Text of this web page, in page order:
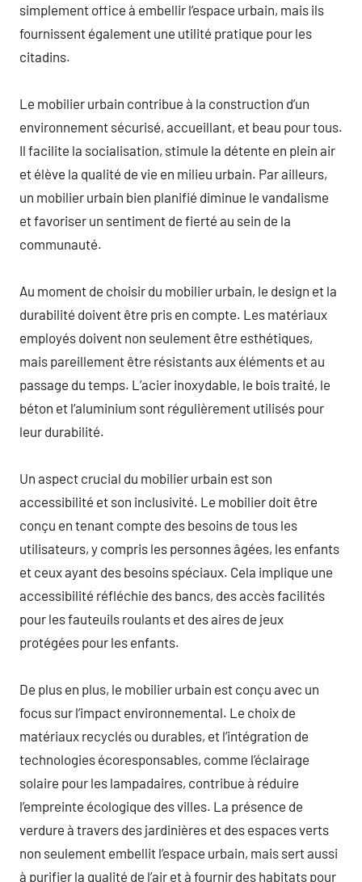
simplement office à embellir l’espace urbain, mais ils
fournissent également une utilité pratique pour les
citadins.
Le mobilier urbain contribue à la construction d’un
environnement sécurisé, accueillant, et beau pour tous.
Il facilite la socialisation, stimule la détente en plein air
et élève la qualité de vie en milieu urbain. Par ailleurs,
un mobilier urbain bien planifié diminue le vandalisme
et favoriser un sentiment de fierté au sein de la
communauté.
Au moment de choisir du mobilier urbain, le design et la
durabilité doivent être pris en compte. Les matériaux
employés doivent non seulement être esthétiques,
mais pareillement être résistants aux éléments et au
passage du temps. L’acier inoxydable, le bois traité, le
béton et l’aluminium sont régulièrement utilisés pour
leur durabilité.
Un aspect crucial du mobilier urbain est son
accessibilité et son inclusivité. Le mobilier doit être
conçu en tenant compte des besoins de tous les
utilisateurs, y compris les personnes âgées, les enfants
et ceux ayant des besoins spéciaux. Cela implique une
accessibilité réfléchie des bancs, des accès facilités
pour les fauteuils roulants et des aires de jeux
protégées pour les enfants.
De plus en plus, le mobilier urbain est conçu avec un
focus sur l’impact environnemental. Le choix de
matériaux recyclés ou durables, et l’intégration de
technologies écoresponsables, comme l’éclairage
solaire pour les lampadaires, contribue à réduire
l’empreinte écologique des villes. La présence de
verdure à travers des jardinières et des espaces verts
non seulement embellit l’espace urbain, mais sert aussi
à purifier la qualité de l’air et à fournir des habitats pour